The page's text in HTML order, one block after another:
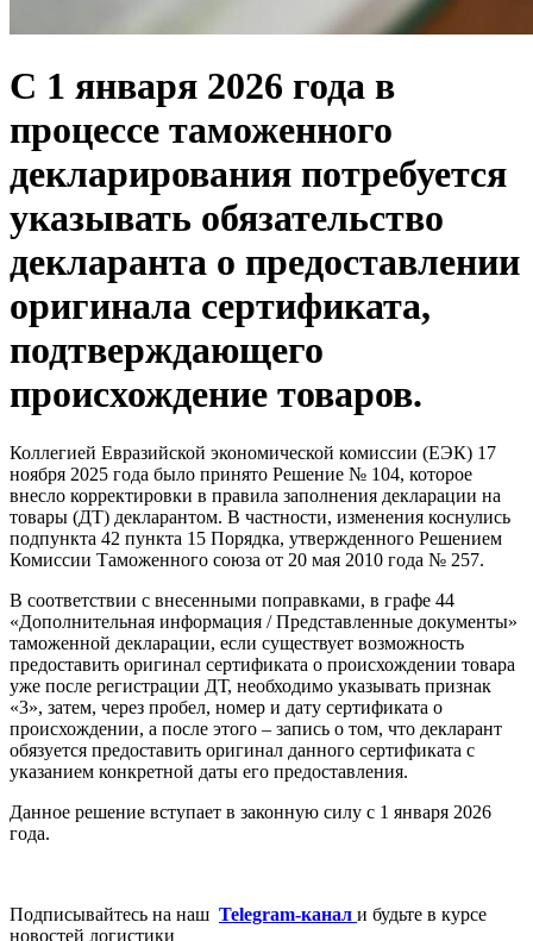
С 1 января 2026 года в
процессе таможенного
декларирования потребуется
указывать обязательство
декларанта о предоставлении
оригинала сертификата,
подтверждающего
происхождение товаров.
Коллегией Евразийской экономической комиссии (ЕЭК) 17
ноября 2025 года было принято Решение № 104, которое
внесло корректировки в правила заполнения декларации на
товары (ДТ) декларантом. В частности, изменения коснулись
подпункта 42 пункта 15 Порядка, утвержденного Решением
Комиссии Таможенного союза от 20 мая 2010 года № 257.
В соответствии с внесенными поправками, в графе 44
«Дополнительная информация / Представленные документы»
таможенной декларации, если существует возможность
предоставить оригинал сертификата о происхождении товара
уже после регистрации ДТ, необходимо указывать признак
«3», затем, через пробел, номер и дату сертификата о
происхождении, а после этого – запись о том, что декларант
обязуется предоставить оригинал данного сертификата с
указанием конкретной даты его предоставления.
Данное решение вступает в законную силу с 1 января 2026
года.
Подписывайтесь на наш Telegram-канал и будьте в курсе
новостей логистики